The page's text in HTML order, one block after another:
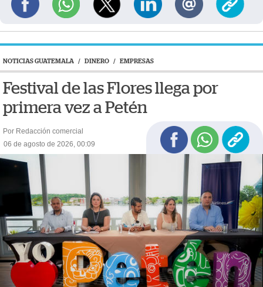
NOTICIAS GUATEMALA / DINERO / EMPRESAS
Festival de las Flores llega por
primera vez a Petén
Por Redacción comercial
06 de agosto de 2026, 00:09